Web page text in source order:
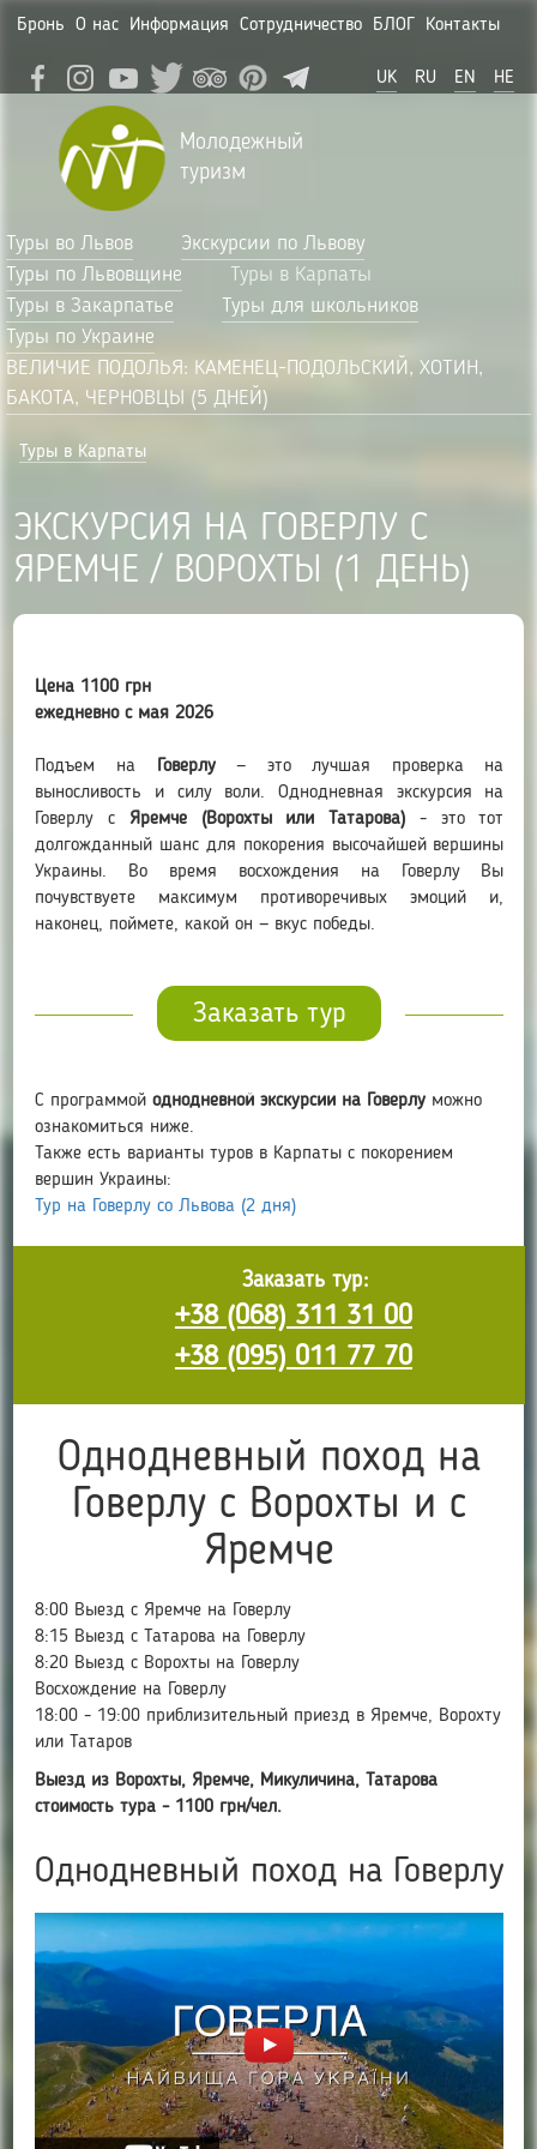
Бронь О нас Информация Сотрудничество БЛОГ Контакты
UK RU EN HE
Молодежный
туризм
Туры во Львов
Экскурсии по Львову
Туры по Львовщине
Туры в Карпаты
Туры в Закарпатье
Туры для школьников
Туры по Украине
ВЕЛИЧИЕ ПОДОЛЬЯ: КАМЕНЕЦ-ПОДОЛЬСКИЙ, ХОТИН,
БАКОТА, ЧЕРНОВЦЫ (5 ДНЕЙ)
Туры в Карпаты
ЭКСКУРСИЯ НА ГОВЕРЛУ С
ЯРЕМЧЕ / ВОРОХТЫ (1 ДЕНЬ)
Цена 1100 грн
ежедневно с мая 2026
Подъем на Говерлу— это лучшая проверка на
выносливость и силу воли. Однодневная экскурсия на
Говерлу с Яремче (Ворохты или Татарова) - это тот
долгожданный шанс для покорения высочайшей вершины
Украины. Во время восхождения на Говерлу Вы
почувствуете максимум противоречивых эмоций и,
наконец, поймете, какой он — вкус победы.
Заказать тур
С программойоднодневной экскурсии на Говерлу можно
ознакомиться ниже.
Также есть варианты туров в Карпаты с покорением
вершин Украины:
Тур на Говерлу со Львова (2 дня)
Заказать тур:
+38 (068) 311 31 00
+38 (095) 011 77 70
Однодневный поход на
Говерлу с Ворохты и с
Яремче
8:00 Выезд с Яремче на Говерлу
8:15 Выезд с Татарова на Говерлу
8:20 Выезд с Ворохты на Говерлу
Восхождение на Говерлу
18:00 - 19:00 приблизительный приезд в Яремче, Ворохту
или Татаров
Выезд из Ворохты, Яремче, Микуличина, Татарова
стоимость тура - 1100 грн/чел.
Однодневный поход на Говерлу